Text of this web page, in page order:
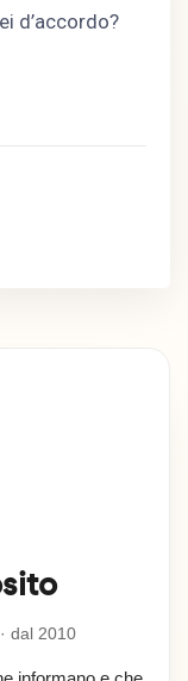
d’accordo?
dal 2010